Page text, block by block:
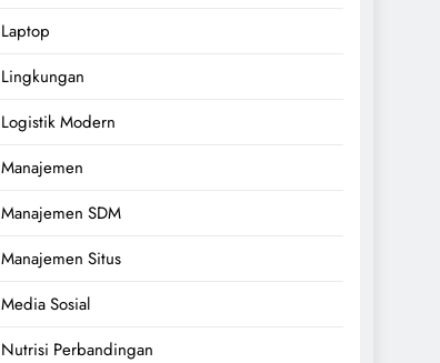
Laptop
Lingkungan
Logistik Modern
Manajemen
Manajemen SDM
Manajemen Situs
Media Sosial
Nutrisi Perbandingan